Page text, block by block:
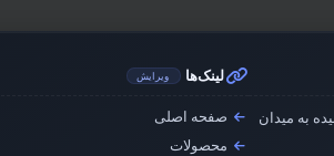
به میدان
لینک‌ها ویرایش
صفحه اصلی
محصولات